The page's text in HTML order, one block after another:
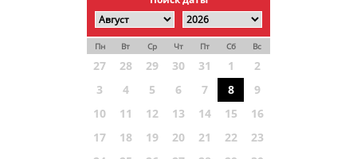
Пн Вт Ср Чт Пт Сб Вс
27 28 29 30 31 1
2
3
4 5 6 7 8
9
10
11 12 13 14 15
16
17
18 19 20 21 22
23